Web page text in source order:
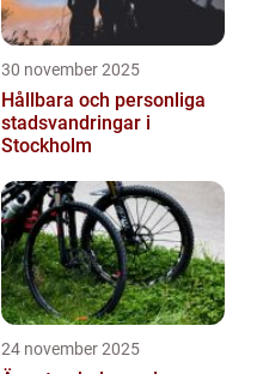
30 november 2025
Hållbara och personliga
stadsvandringar i
Stockholm
24 november 2025